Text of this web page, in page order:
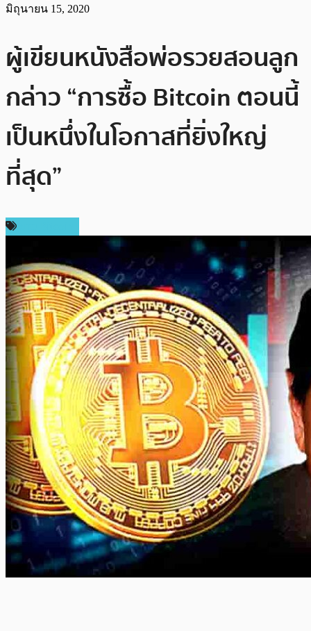
มิถุนายน 15, 2020
ผู้เขียนหนังสือพ่อรวยสอนลูก
กล่าว “การซื้อ Bitcoin ตอนนี้
เป็นหนึ่งในโอกาสที่ยิ่งใหญ่
ที่สุด”